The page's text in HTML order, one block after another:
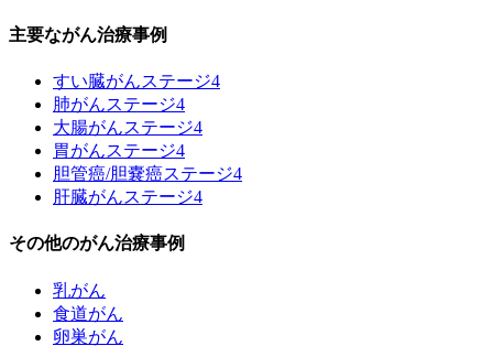
主要ながん治療事例
すい臓がんステージ4
肺がんステージ4
大腸がんステージ4
胃がんステージ4
胆管癌/胆嚢癌ステージ4
肝臓がんステージ4
その他のがん治療事例
乳がん
食道がん
卵巣がん